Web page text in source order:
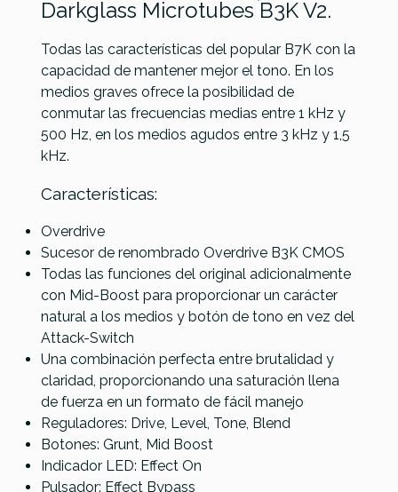
Darkglass Microtubes B3K V2.
Todas las características del popular B7K con la
capacidad de mantener mejor el tono. En los
medios graves ofrece la posibilidad de
conmutar las frecuencias medias entre 1 kHz y
500 Hz, en los medios agudos entre 3 kHz y 1,5
kHz.
Características:
Overdrive
Sucesor de renombrado Overdrive B3K CMOS
Todas las funciones del original adicionalmente
con Mid-Boost para proporcionar un carácter
natural a los medios y botón de tono en vez del
Attack-Switch
Una combinación perfecta entre brutalidad y
claridad, proporcionando una saturación llena
de fuerza en un formato de fácil manejo
Reguladores: Drive, Level, Tone, Blend
Botones: Grunt, Mid Boost
Indicador LED: Effect On
Pulsador: Effect Bypass
ReferenciaPEDABAJDAR003
Laney
Digbeth DB-
MXR M87 Bass
216,00 € 211,00 € 199,00 €
No hay características para comparar